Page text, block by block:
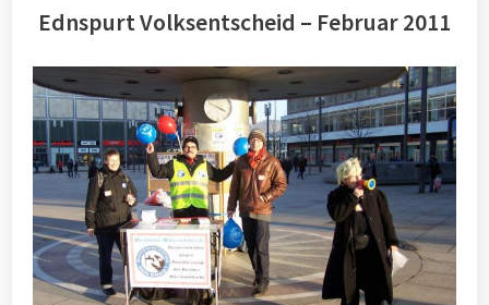
Ednspurt Volksentscheid – Februar 2011